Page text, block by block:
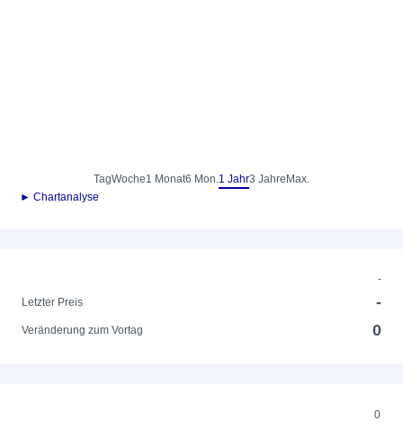
TagWoche1 Monat6 Mon.1 Jahr3 Jahre Max.
► Chartanalyse
-
Letzter Preis
-
Veränderung zum Vortag 0
0